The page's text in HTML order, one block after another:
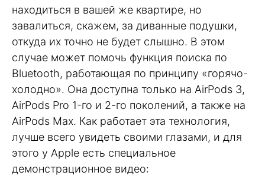
находиться в вашей же квартире, но
завалиться, скажем, за диванные подушки,
откуда их точно не будет слышно. В этом
случае может помочь функция поиска по
Bluetooth, работающая по принципу «горячо-
холодно». Она доступна только на AirPods 3,
AirPods Pro 1-го и 2-го поколений, а также на
AirPods Max. Как работает эта технология,
лучше всего увидеть своими глазами, и для
этого у Apple есть специальное
демонстрационное видео: